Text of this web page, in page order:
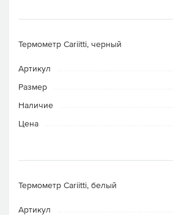
Термометр Cariitti, черный
Артикул
Размер
Наличие
Цена
Термометр Cariitti, белый
Артикул